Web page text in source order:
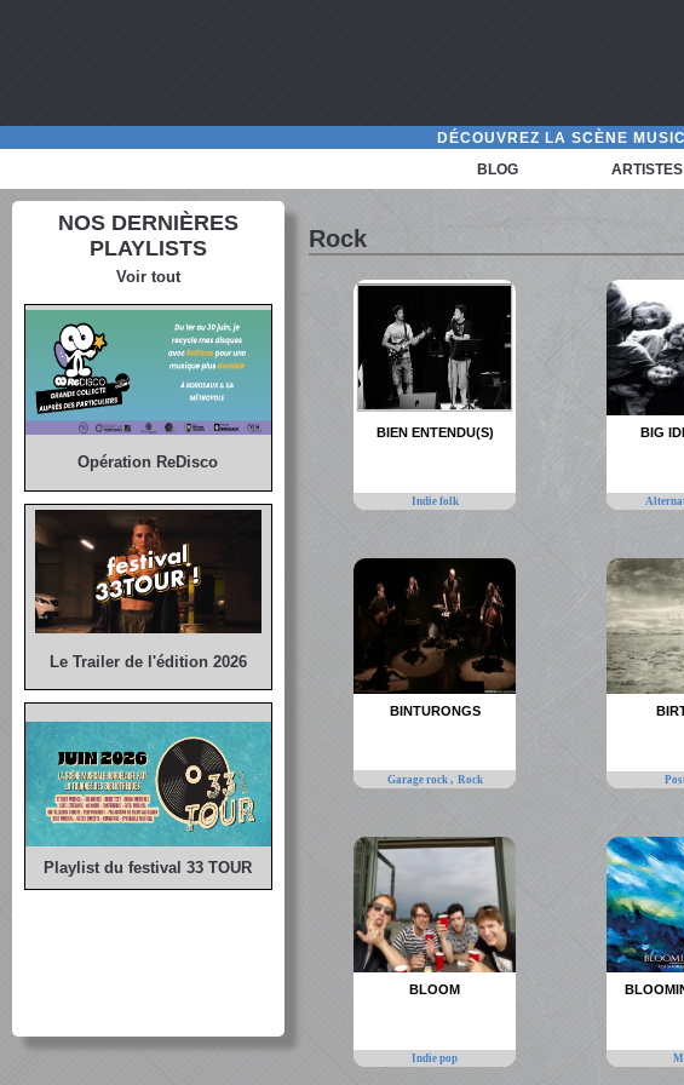
DÉCOUVREZ LA SCÈNE
BLOG
ARTISTES
NOS DERNIÈRES
PLAYLISTS
Voir tout
Opération ReDisco
Le Trailer de l'édition 2026
Playlist du festival 33 TOUR
Rock
BIEN ENTENDU(S)
Indie folk
BIG
BINTURONGS
Garage rock , Rock
BLOOM
Indie pop